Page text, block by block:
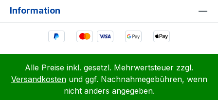
Information
Alle Preise inkl. gesetzl. Mehrwertsteuer zzgl.
Versandkostenund ggf. Nachnahmegebühren, wenn
nicht anders angegeben.